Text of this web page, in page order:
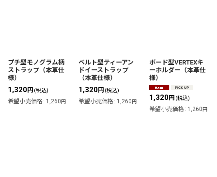
プチ型モノグラム柄
ストラップ（本革仕
様）
1,320円 (税込)
希望小売価格 : 1,260円
ベルト型ティーアン
ドイーストラップ
（本革仕様）
1,320円 (税込)
希望小売価格 : 1,260円
ボード型VERTEXキ
ーホルダー（本革仕
様）
1,320円 (税込)
希望小売価格 : 1,260円